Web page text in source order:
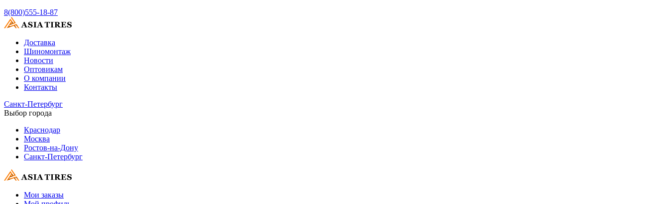
8(800)555-18-87
Доставка
Шиномонтаж
Новости
Оптовикам
О компании
Контакты
Санкт-Петербург
Выбор города
Краснодар
Москва
Ростов-на-Дону
Санкт-Петербург
Мои заказы